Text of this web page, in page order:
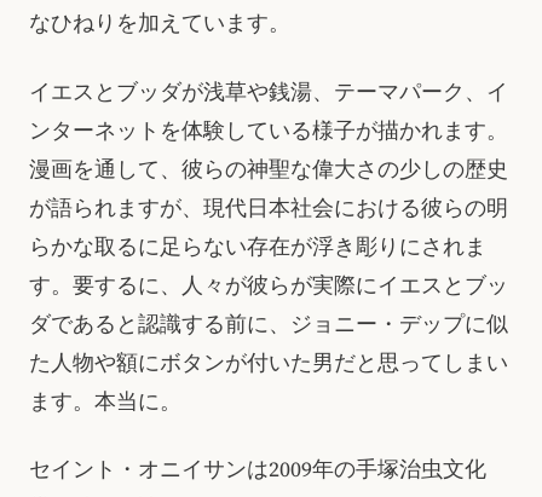
なひねりを加えています。
イエスとブッダが浅草や銭湯、テーマパーク、イ
ンターネットを体験している様子が描かれます。
漫画を通して、彼らの神聖な偉大さの少しの歴史
が語られますが、現代日本社会における彼らの明
らかな取るに足らない存在が浮き彫りにされま
す。要するに、人々が彼らが実際にイエスとブッ
ダであると認識する前に、ジョニー・デップに似
た人物や額にボタンが付いた男だと思ってしまい
ます。本当に。
セイント・オニイサンは2009年の手塚治虫文化